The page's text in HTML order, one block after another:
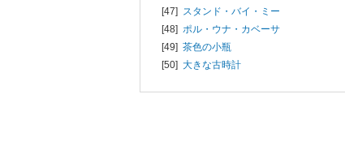
[47] スタンド・バイ・ミー
[48] ポル・ウナ・カベーサ
[49] 茶色の小瓶
[50] 大きな古時計